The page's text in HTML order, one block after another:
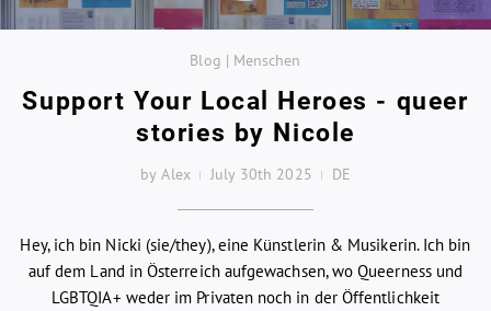
Blog | Menschen
Support Your Local Heroes - queer
stories by Nicole
by Alex July 30th 2025 DE
Hey, ich bin Nicki (sie/they), eine Künstlerin & Musikerin. Ich bin
auf dem Land in Österreich aufgewachsen, wo Queerness und
LGBTQIA+ weder im Privaten noch in der Öffentlichkeit